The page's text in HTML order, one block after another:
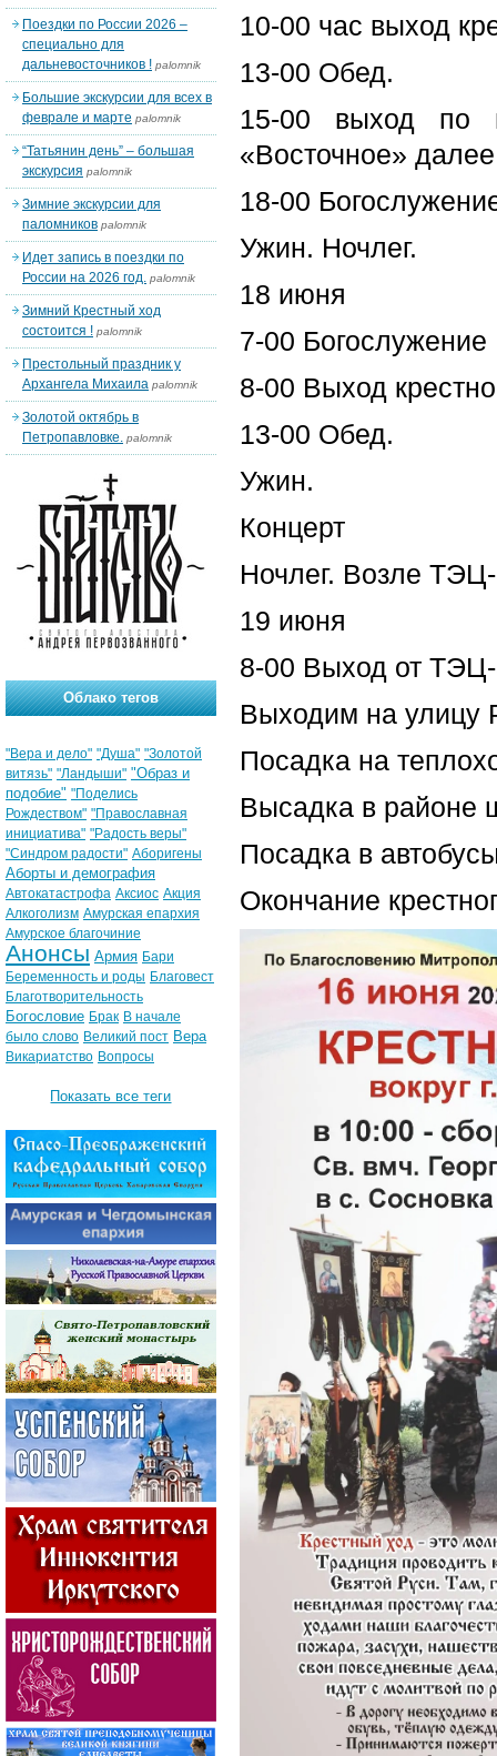
10-00 час выход
13-00 Обед.
15-00 выход по
«Восточное»
18-00
Ужин. Ночлег.
18 июня
7-00 Богослужение
8-00 Выход
13-00 Обед.
Ужин.
Концерт
Ночлег. Возле
19 июня
8-00 Выход от
Выходим на улицу
Посадка на
Высадка в
Посадка в
Окончание
Поездки по России 2026 –
специально для
дальневосточников ! palomnik
Большие экскурсии для всех в
феврале и марте palomnik
“Татьянин день” – большая
экскурсия palomnik
Зимние экскурсии для
паломников palomnik
Идет запись в поездки по
России на 2026 год. palomnik
Зимний Крестный ход
состоится ! palomnik
Престольный праздник у
Архангела Михаила palomnik
Золотой октябрь в
Петропавловке. palomnik
Облако тегов
"Вера и дело" "Душа" "Золотой
витязь" "Ландыши" "Образ и
подобие" "Поделись
Рождеством" "Православная
инициатива" "Радость веры"
"Синдром радости" Аборигены
Аборты и демография
Автокатастрофа Аксиос Акция
Алкоголизм Амурская епархия
Амурское благочиние
Анонсы Армия Бари
Беременность и роды Благовест
Благотворительность
Богословие Брак В начале
было слово Великий пост Вера
Викариатство Вопросы
Показать все теги